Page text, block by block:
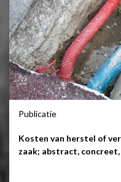
Publicatie
Kosten van herstel of
zaak; abstract,